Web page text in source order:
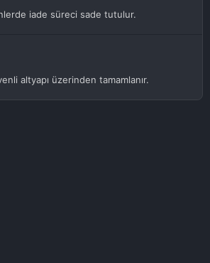
iade süreci sade tutulur.
altyapı üzerinden tamamlanır.